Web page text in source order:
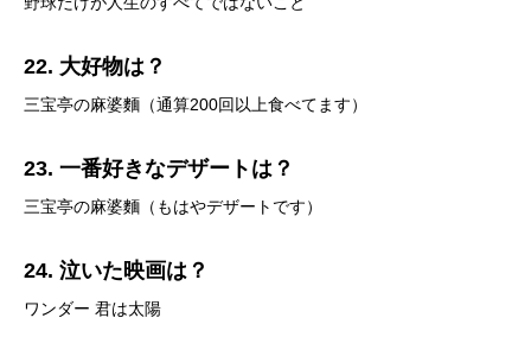
22. 大好物は？
三宝亭の麻婆麵（通算200回以上食べてます）
23. 一番好きなデザートは？
三宝亭の麻婆麵（もはやデザートです）
24. 泣いた映画は？
ワンダー 君は太陽